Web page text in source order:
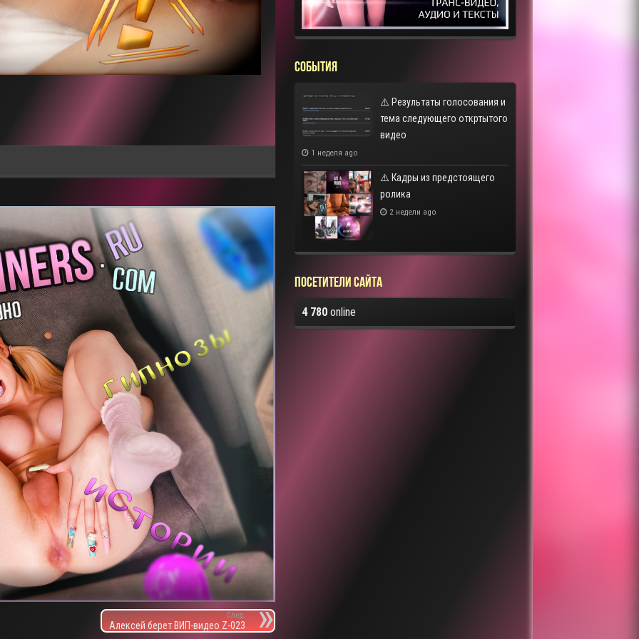
След.
Алексей берет ВИП-видео Z-023
СОБЫТИЯ
⚠️ Результаты голосования и
тема следующего откртытого
видео
1 неделя ago
⚠️ Кадры из предстоящего
ролика
2 недели ago
Посетители сайта
4 780online